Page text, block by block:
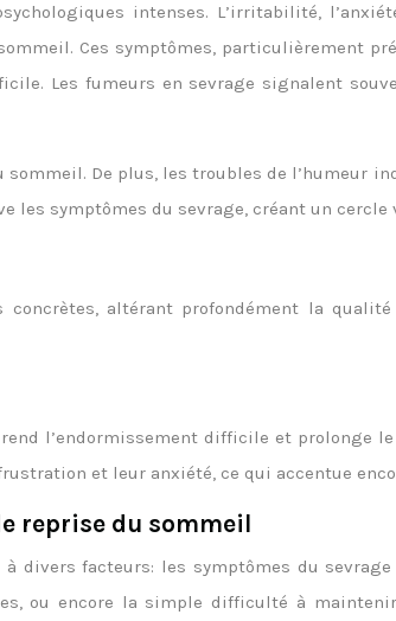
intenses. L’irritabilité,
Ces symptômes, particulièrement
Les fumeurs en sevrage signalent
De plus, les troubles de l’humeur
les symptômes du sevrage, créant un
altérant profondément la
l’endormissement difficile et prolonge le
et leur anxiété, ce qui accentue
reprise du sommeil
divers facteurs: les symptômes du
ou encore la simple difficulté à